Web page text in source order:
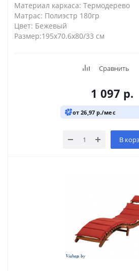
Материал каркаса: Термодерево
Матрас: Полиэстр 180гр
Цвет: Бежевый
Размер:195х70.6х80/33 см
Сравнить
1 097 р.
от 26,97 р./мес
В